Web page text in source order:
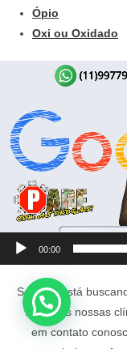
Ópio
Oxi ou Oxidado
00:00
Se você está
fotos das nossas
em contato